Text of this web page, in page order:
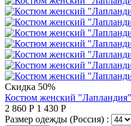
Скидка 50%
Костюм женский
2 860 Р 1 430 Р
Размер одежды (Россия) :